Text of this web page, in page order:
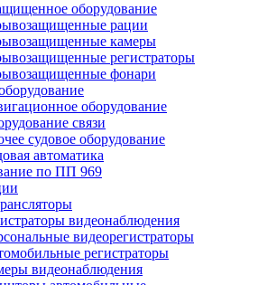
оборудование
рации
камеры
регистраторы
фонари
оборудование
связи
судовое оборудование
автоматика
по ПП 969
видеонаблюдения
видеорегистраторы
регистраторы
видеонаблюдения